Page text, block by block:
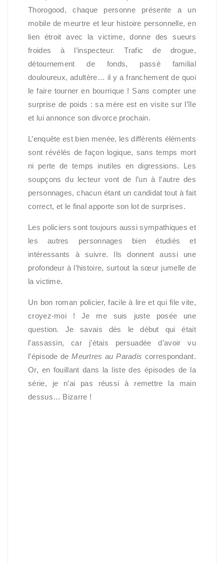
Thorogood, chaque personne présente a un
mobile de meurtre et leur histoire personnelle, en
lien étroit avec la victime, donne des sueurs
froides à l’inspecteur. Trafic de drogue,
détournement de fonds, passé familial
douloureux, adultère… il y a franchement de quoi
le faire tourner en bourrique ! Sans compter une
surprise de poids : sa mère est en visite sur l’île
et lui annonce son divorce prochain.
L’enquête est bien menée, les différents éléments
sont révélés de façon logique, sans temps mort
ni perte de temps inutiles en digressions. Les
soupçons du lecteur vont de l’un à l’autre des
personnages, chacun étant un candidat tout à fait
correct, et le final apporte son lot de surprises.
Les policiers sont toujours aussi sympathiques et
les autres personnages bien étudiés et
intéressants à suivre. Ils donnent aussi une
profondeur à l’histoire, surtout la sœur jumelle de
la victime.
Un bon roman policier, facile à lire et qui file vite,
croyez-moi ! Je me suis juste posée une
question. Je savais dès le début qui était
l’assassin, car j’étais persuadée d’avoir vu
l’épisode deMeurtres au Paradis correspondant.
Or, en fouillant dans la liste des épisodes de la
série, je n’ai pas réussi à remettre la main
dessus… Bizarre !